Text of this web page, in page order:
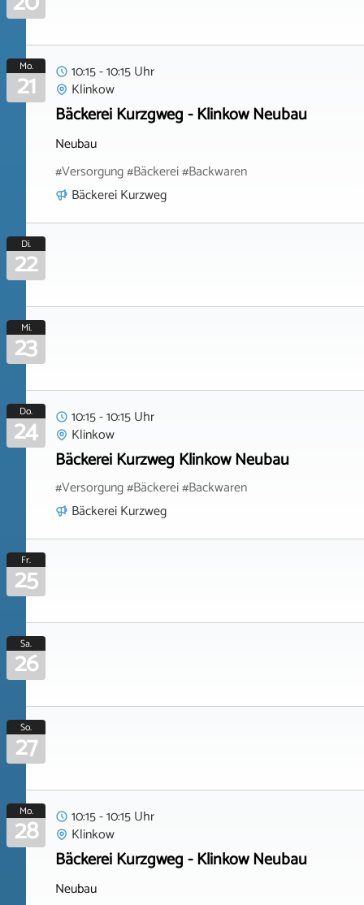
Mo.
21
10:15 - 10:15 Uhr
Klinkow
Bäckerei Kurzgweg - Klinkow Neubau
Neubau
#Versorgung #Bäckerei #Backwaren
Bäckerei Kurzweg
Di.
22
Mi.
23
Do.
24
10:15 - 10:15 Uhr
Klinkow
Bäckerei Kurzweg Klinkow Neubau
#Versorgung #Bäckerei #Backwaren
Bäckerei Kurzweg
Fr.
25
Sa.
26
So.
27
Mo.
28
10:15 - 10:15 Uhr
Klinkow
Bäckerei Kurzgweg - Klinkow Neubau
Neubau